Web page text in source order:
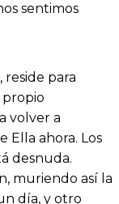
sentimos
reside para
volver a
Ella ahora. Los
desnuda.
muriendo así la
día, y otro